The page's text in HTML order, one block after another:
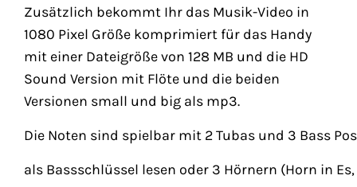
Zusätzlich bekommt Ihr das Musik-Video in
1080 Pixel Größe komprimiert für das Handy
mit einer Dateigröße von 128 MB und die HD
Sound Version mit Flöte und die beiden
Versionen small und big als mp3.
Die Noten sind spielbar mit 2 Tubas und 3 Bass
als Bassschlüssel lesen oder 3 Hörnern (Horn in